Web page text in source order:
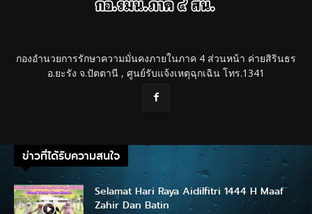
กองอำนวยการรักษาความมั่นคงภายในภาค 4 ส่วนหน้า ค่ายสิรินธร
อ.ยะรัง จ.ปัตตานี , ศูนย์รับแจ้งเหตุฉุกเฉิน โทร.1341
ข่าวที่ได้รับความสนใจ
Selamat Hari Raya Aidilfitri 1444 H Maaf
Zahir Dan Batin